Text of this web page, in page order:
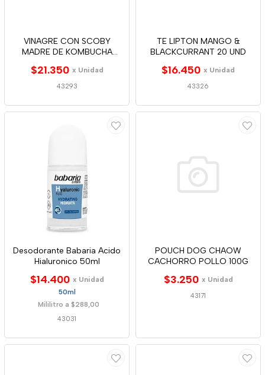
VINAGRE CON SCOBY
MADRE DE KOMBUCHA
$21.350 x Unidad
43293
TE LIPTON MANGO &
BLACKCURRANT 20 UND
$16.450 x Unidad
43326
Desodorante Babaria Acido
Hialuronico 50ml
$14.400 x Unidad
50ml
Mililitro a $288,00
43031
POUCH DOG CHAOW
CACHORRO POLLO 100G
$3.250 x Unidad
43171